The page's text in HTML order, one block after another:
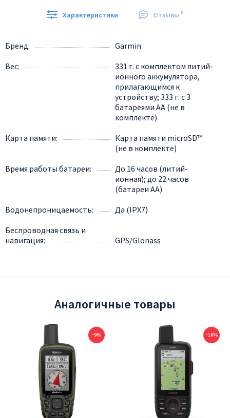
Характеристики Отзывы 0
Бренд
Garmin
Вес
331 г. с комплектом литий-
ионного аккумулятора,
прилагающимся к
устройству; 333 г. с 3
батареями AA (не в
комплекте)
Карта памяти
Карта памяти microSD™
(не в комплекте)
Время работы батареи
До 16 часов (литий-
ионная); до 22 часов
(батареи AA)
Водонепроницаемость
Да (IPX7)
Беспроводная связь и
навигация
GPS/Glonass
Аналогичные товары
−9% −16%